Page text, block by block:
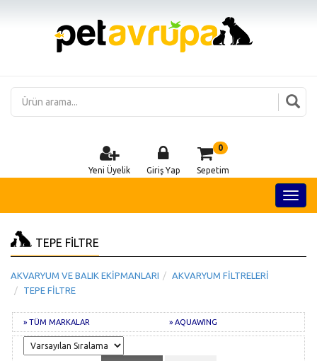
Yeni Üyelik Giriş Yap
0
Sepetim
TEPE FİLTRE
AKVARYUM VE BALIK EKİPMANLARI
AKVARYUM FİLTRELERİ
TEPE FİLTRE
» TÜM MARKALAR » AQUAWING